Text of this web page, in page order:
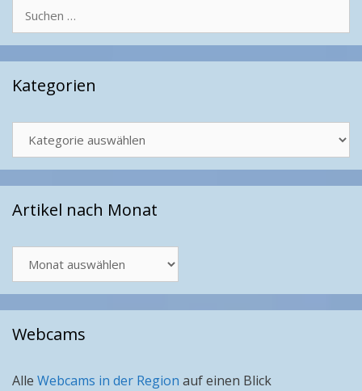
nach:
Kategorien
Artikel nach Monat
nach
Monat
Webcams
Alle Webcams in der Region auf einen Blick